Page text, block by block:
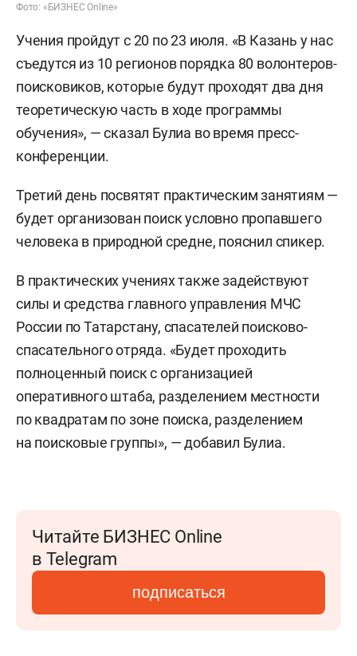
Фото: «БИЗНЕС Online»
Учения пройдут с 20 по 23 июля. «В Казань у нас
съедутся из 10 регионов порядка 80 волонтеров-
поисковиков, которые будут проходят два дня
теоретическую часть в ходе программы
обучения», — сказал Булиа во время пресс-
конференции.
Третий день посвятят практическим занятиям —
будет организован поиск условно пропавшего
человека в природной средне, пояснил спикер.
В практических учениях также задействуют
силы и средства главного управления МЧС
России по Татарстану, спасателей поисково-
спасательного отряда. «Будет проходить
полноценный поиск с организацией
оперативного штаба, разделением местности
по квадратам по зоне поиска, разделением
на поисковые группы», — добавил Булиа.
Читайте БИЗНЕС Online
в Telegram
подписаться